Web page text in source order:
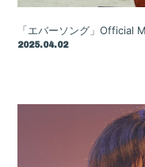
会員登
「エバーソング」Official
2025.04.02